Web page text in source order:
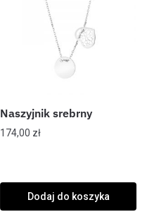
Naszyjnik srebrny
174,00 zł
Dodaj do koszyka